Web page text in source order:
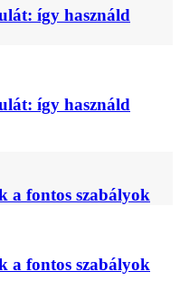
így használd
így használd
a fontos szabályok
a fontos szabályok